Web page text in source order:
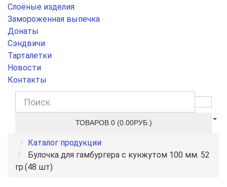
Слоёные изделия
Замороженная выпечка
Донаты
Сэндвичи
Тарталетки
Новости
Контакты
ТОВАРОВ 0 (0.00РУБ.)
Каталог продукции
Булочка для гамбургера с кунжутом 100 мм. 52
гр.(48 шт)